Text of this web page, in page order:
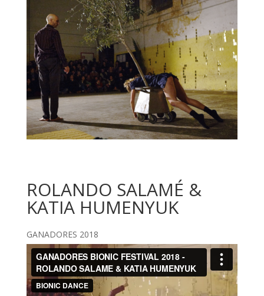
ROLANDO SALAMÉ &
KATIA HUMENYUK
GANADORES 2018